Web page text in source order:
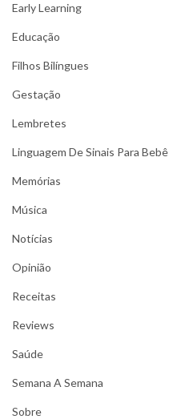
Early Learning
Educação
Filhos Bilíngues
Gestação
Lembretes
Linguagem De Sinais Para
Memórias
Música
Notícias
Opinião
Receitas
Reviews
Saúde
Semana A Semana
Sobre